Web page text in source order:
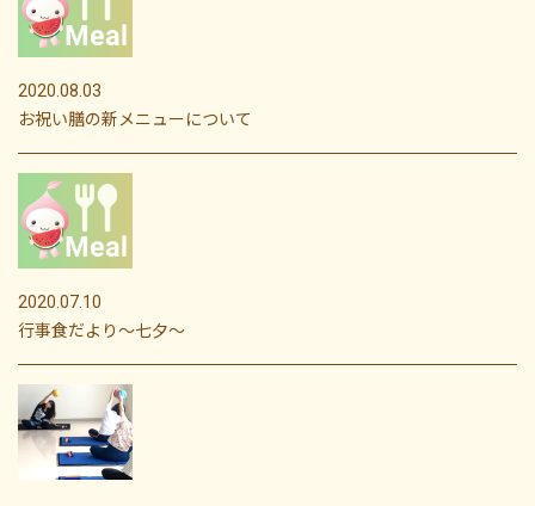
2020.08.03
お祝い膳の新メニューについて
2020.07.10
行事食だより〜七夕～